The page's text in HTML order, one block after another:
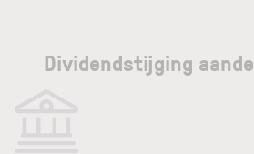
Dividendstijging